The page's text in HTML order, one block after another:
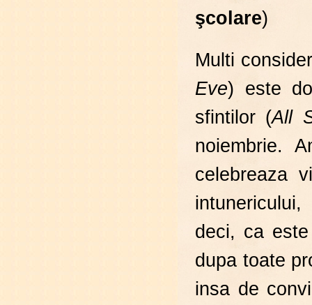
şcolare)
Multi
Eve) este
sfintilor (All
noiembrie.
celebreaza
deci, ca
dupa toate
insa de